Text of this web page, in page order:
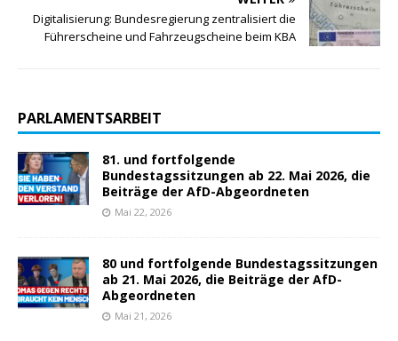
Digitalisierung: Bundesregierung zentralisiert die
Führerscheine und Fahrzeugscheine beim KBA
PARLAMENTSARBEIT
81. und fortfolgende
Bundestagssitzungen ab 22. Mai 2026, die
Beiträge der AfD-Abgeordneten
Mai 22, 2026
80 und fortfolgende Bundestagssitzungen
ab 21. Mai 2026, die Beiträge der AfD-
Abgeordneten
Mai 21, 2026